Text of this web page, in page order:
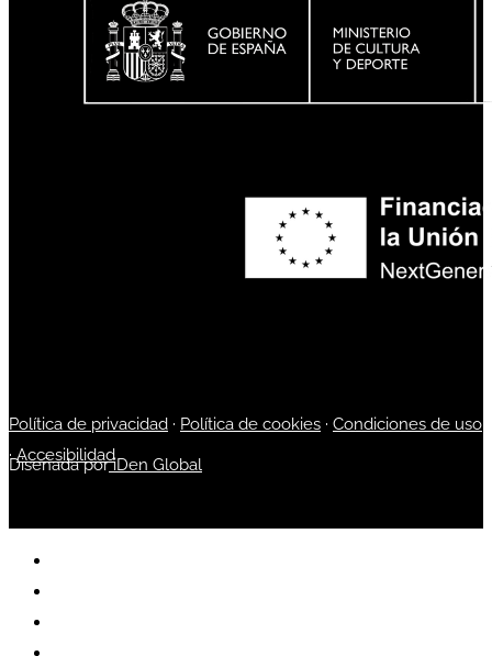
Política de privacidad · Política de cookies · Condiciones de uso
·Accesibilidad
Diseñada poriDen Global